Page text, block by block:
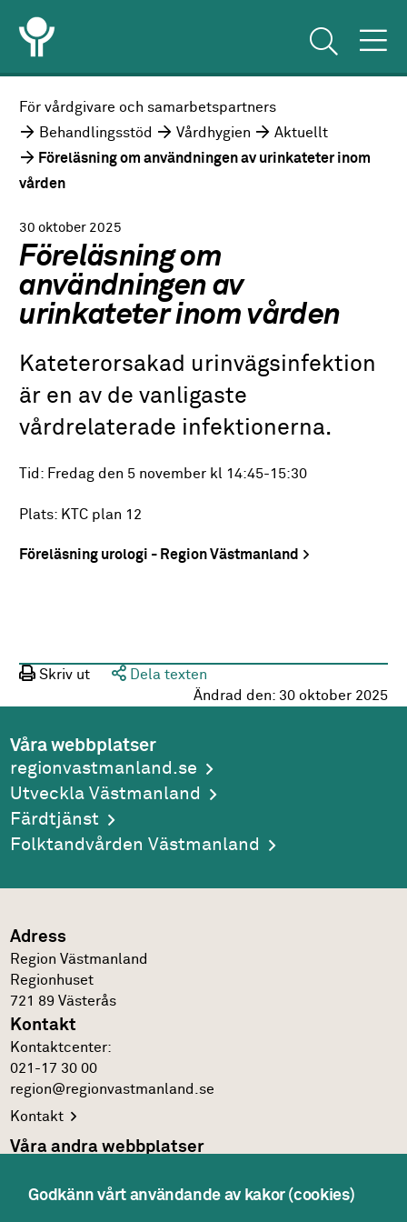
För vårdgivare och samarbetspartners
Behandlingsstöd
Vårdhygien
Aktuellt
Föreläsning om användningen av urinkateter inom
vården
30 oktober 2025
Föreläsning om
användningen av
urinkateter inom vården
Kateterorsakad urinvägsinfektion
är en av de vanligaste
vårdrelaterade infektionerna.
Tid: Fredag den 5 november kl 14:45-15:30
Plats: KTC plan 12
Föreläsning urologi - Region Västmanland
Skriv ut
Dela texten
Ändrad den: 30 oktober 2025
Våra webbplatser
regionvastmanland.se
Utveckla Västmanland
Färdtjänst
Folktandvården Västmanland
Adress
Region Västmanland
Regionhuset
721 89 Västerås
Kontakt
Kontakt­center:
021-17 30 00
region@regionvastmanland.se
Kontakt
Våra andra webbplatser
Region Västmanlandsintranät
Godkänn vårt användande av kakor (cookies)